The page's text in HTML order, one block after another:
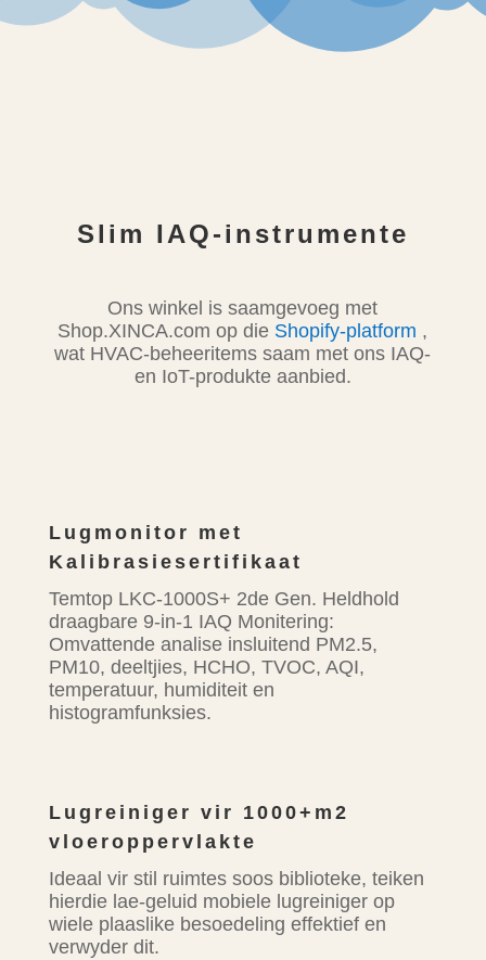
Slim IAQ-instrumente
Ons winkel is saamgevoeg met
Shop.XINCA.com op die Shopify-platform ,
wat HVAC-beheeritems saam met ons IAQ-
en IoT-produkte aanbied.
Lugmonitor met
Kalibrasiesertifikaat
Temtop LKC-1000S+ 2de Gen. Heldhold
draagbare 9-in-1 IAQ Monitering:
Omvattende analise insluitend PM2.5,
PM10, deeltjies, HCHO, TVOC, AQI,
temperatuur, humiditeit en
histogramfunksies.
Lugreiniger vir 1000+m2
vloeroppervlakte
Ideaal vir stil ruimtes soos biblioteke, teiken
hierdie lae-geluid mobiele lugreiniger op
wiele plaaslike besoedeling effektief en
verwyder dit.